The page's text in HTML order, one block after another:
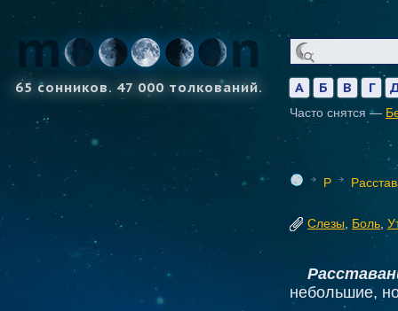
65 сонников. 47 000 толкований. А Б В Г
Часто снятся —
Р
Слезы Боль
небольшие,